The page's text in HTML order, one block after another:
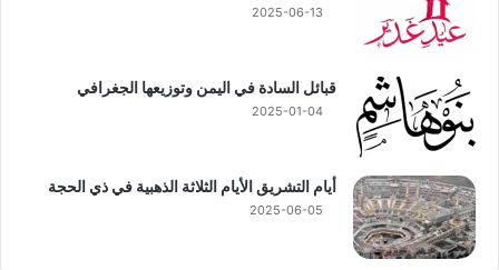
2025-06-13
قبائل السادة في اليمن وتوزيعها الجغرافي
2025-01-04
أيام التشريق الأيام الثلاثة الذهبية في ذي الحجة
2025-06-05